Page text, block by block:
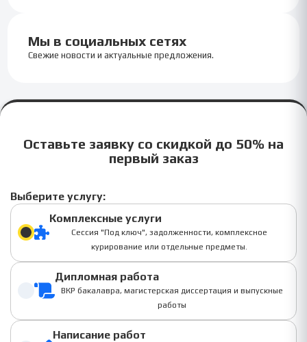
Мы в социальных сетях
Свежие новости и актуальные предложения.
Оставьте заявку со скидкой до 50% на
первый заказ
Выберите услугу:
Комплексные услуги
Сессия "Под ключ", задолженности, комплексное
курирование или отдельные предметы.
Дипломная работа
ВКР бакалавра, магистерская диссертация и выпускные
работы
Написание работ